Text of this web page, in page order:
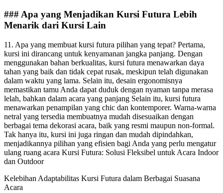
### Apa yang Menjadikan Kursi Futura Lebih
Menarik dari Kursi Lain
11. Apa yang membuat kursi futura pilihan yang tepat? Pertama,
kursi ini dirancang untuk kenyamanan jangka panjang. Dengan
menggunakan bahan berkualitas, kursi futura menawarkan daya
tahan yang baik dan tidak cepat rusak, meskipun telah digunakan
dalam waktu yang lama. Selain itu, desain ergonomisnya
memastikan tamu Anda dapat duduk dengan nyaman tanpa merasa
lelah, bahkan dalam acara yang panjang Selain itu, kursi futura
menawarkan penampilan yang chic dan kontemporer. Warna-warna
netral yang tersedia membuatnya mudah disesuaikan dengan
berbagai tema dekorasi acara, baik yang resmi maupun non-formal.
Tak hanya itu, kursi ini juga ringan dan mudah dipindahkan,
menjadikannya pilihan yang efisien bagi Anda yang perlu mengatur
ulang ruang acara Kursi Futura: Solusi Fleksibel untuk Acara Indoor
dan Outdoor
Kelebihan Adaptabilitas Kursi Futura dalam Berbagai Suasana
Acara